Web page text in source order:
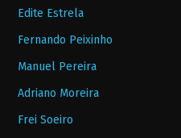
Edite Estrela
Fernando Peixinho
Manuel Pereira
Adriano Moreira
Frei Soeiro